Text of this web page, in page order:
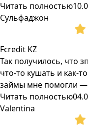
Читать полностью
Сульфаджон
Fcredit KZ
Так получилось, что
что-то кушать и как-
займы мне помогли —
Читать полностью
Valentina